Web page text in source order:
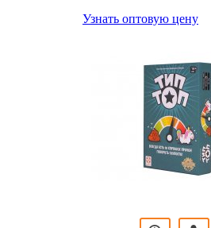
Узнать оптовую цену